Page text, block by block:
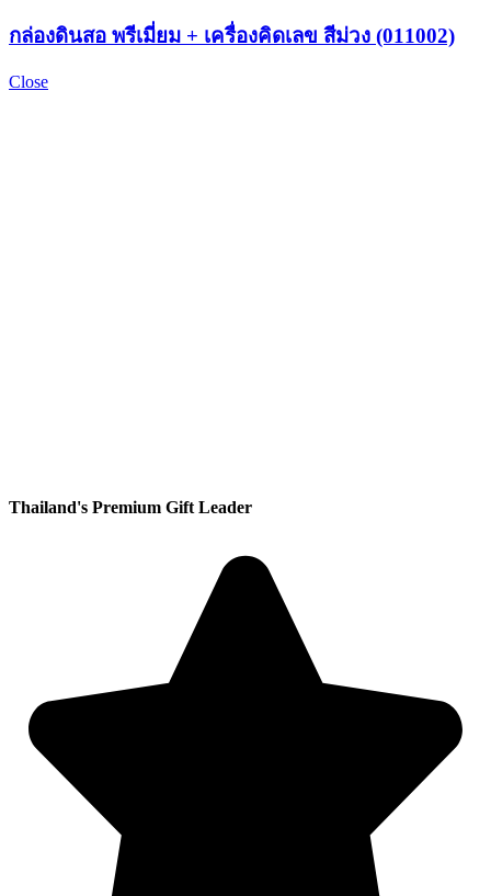
กล่องดินสอ พรีเมี่ยม + เครื่องคิดเลข สีม่วง (011002)
Close
Thailand's Premium Gift Leader